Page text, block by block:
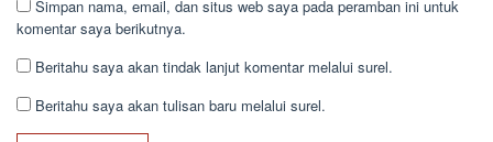
Simpan nama, email, dan situs web saya pada peramban ini untuk
komentar saya berikutnya.
Beritahu saya akan tindak lanjut komentar melalui surel.
Beritahu saya akan tulisan baru melalui surel.